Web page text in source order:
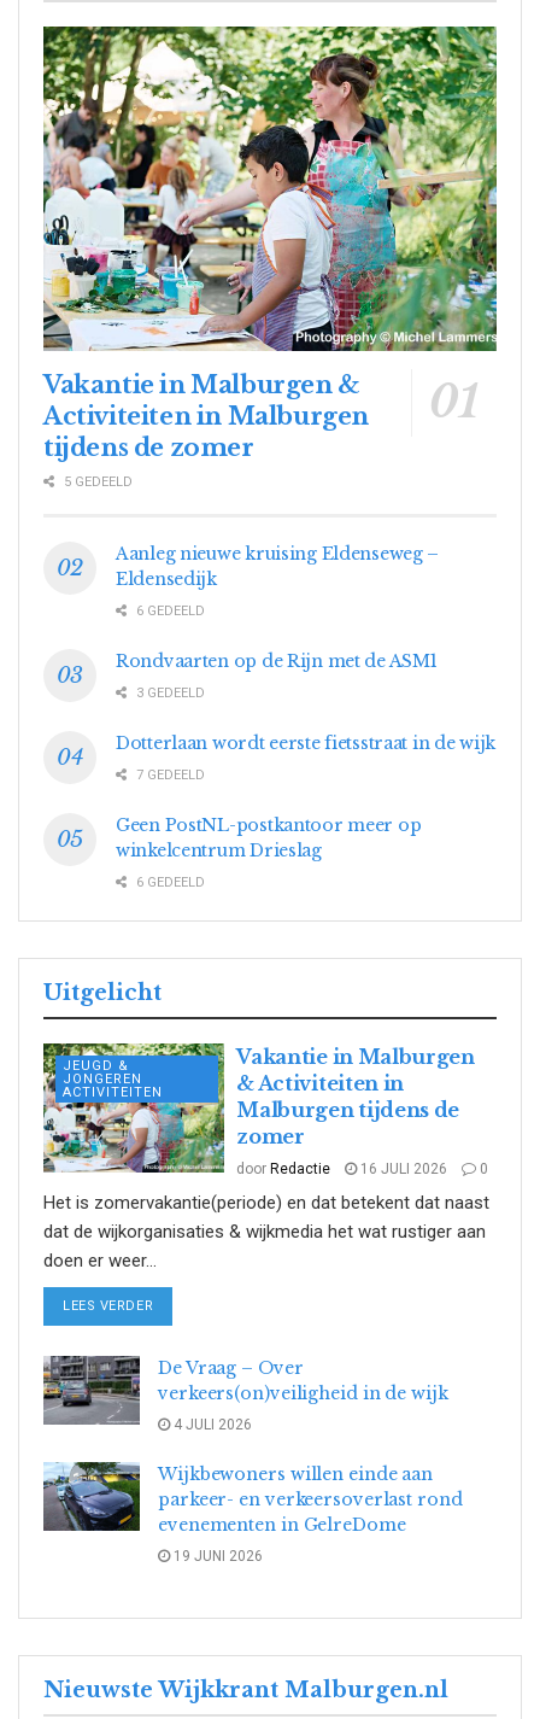
Vakantie in Malburgen &
Activiteiten in Malburgen
tijdens de zomer
5 GEDEELD
Aanleg nieuwe kruising Eldenseweg –
Eldensedijk
6 GEDEELD
Rondvaarten op de Rijn met de ASM1
3 GEDEELD
Dotterlaan wordt eerste fietsstraat in de wijk
7 GEDEELD
Geen PostNL-postkantoor meer op
winkelcentrum Drieslag
6 GEDEELD
Uitgelicht
JEUGD &
JONGEREN
ACTIVITEITEN
Vakantie in Malburgen
& Activiteiten in
Malburgen tijdens de
zomer
door Redactie 16 JULI 2026 0
Het is zomervakantie(periode) en dat betekent dat naast
dat de wijkorganisaties & wijkmedia het wat rustiger aan
doen er weer...
LEES VERDER
De Vraag – Over
verkeers(on)veiligheid in de wijk
4 JULI 2026
Wijkbewoners willen einde aan
parkeer- en verkeersoverlast rond
evenementen in GelreDome
19 JUNI 2026
Nieuwste Wijkkrant Malburgen.nl